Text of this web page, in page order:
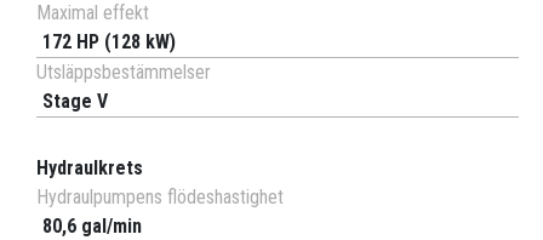
Maximal effekt
172 HP (128 kW)
Utsläppsbestämmelser
Stage V
Hydraulkrets
Hydraulpumpens flödeshastighet
80,6 gal/min